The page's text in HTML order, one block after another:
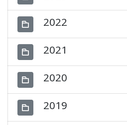
2022
2021
2020
2019